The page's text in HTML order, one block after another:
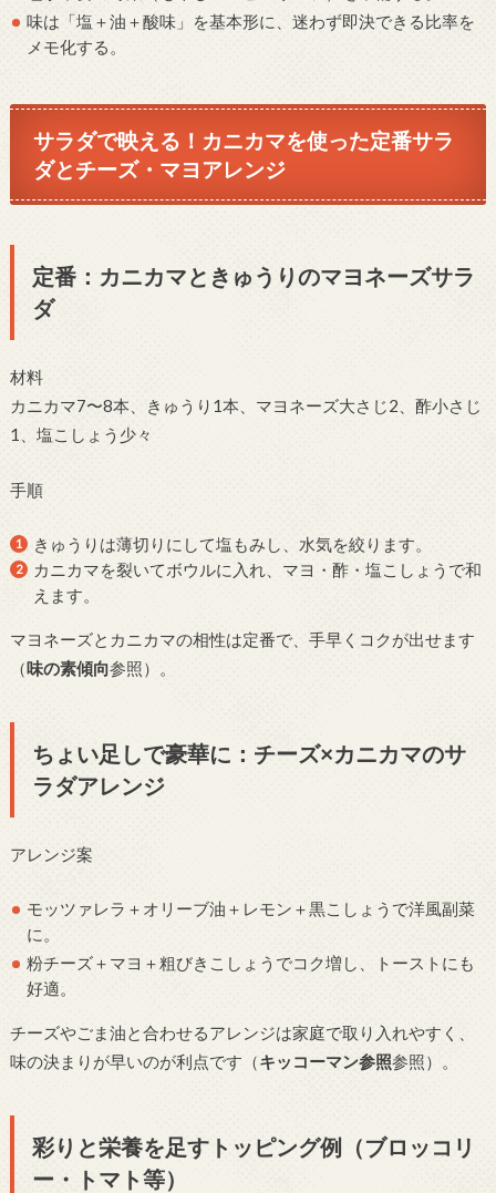
味は「塩＋油＋酸味」を基本形に、迷わず即決できる比率を
メモ化する。
サラダで映える！カニカマを使った定番サラ
ダとチーズ・マヨアレンジ
定番：カニカマときゅうりのマヨネーズサラ
ダ
材料
カニカマ7〜8本、きゅうり1本、マヨネーズ大さじ2、酢小さじ
1、塩こしょう少々
手順
きゅうりは薄切りにして塩もみし、水気を絞ります。
カニカマを裂いてボウルに入れ、マヨ・酢・塩こしょうで和
えます。
マヨネーズとカニカマの相性は定番で、手早くコクが出せます
（味の素傾向参照）。
ちょい足しで豪華に：チーズ×カニカマのサ
ラダアレンジ
アレンジ案
モッツァレラ＋オリーブ油＋レモン＋黒こしょうで洋風副菜
に。
粉チーズ＋マヨ＋粗びきこしょうでコク増し、トーストにも
好適。
チーズやごま油と合わせるアレンジは家庭で取り入れやすく、
味の決まりが早いのが利点です（キッコーマン参照参照）。
彩りと栄養を足すトッピング例（ブロッコリ
ー・トマト等）